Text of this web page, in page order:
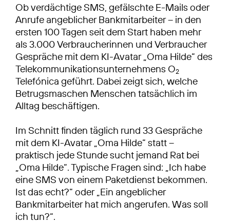
Ob verdächtige SMS, gefälschte E-Mails oder
Anrufe angeblicher Bankmitarbeiter – in den
ersten 100 Tagen seit dem Start haben mehr
als 3.000 Verbraucherinnen und Verbraucher
Gespräche mit dem KI-Avatar „Oma Hilde“ des
Telekommunikationsunternehmens O2
Telefónica geführt. Dabei zeigt sich, welche
Betrugsmaschen Menschen tatsächlich im
Alltag beschäftigen.
Im Schnitt finden täglich rund 33 Gespräche
mit dem KI-Avatar „Oma Hilde“ statt –
praktisch jede Stunde sucht jemand Rat bei
„Oma Hilde“. Typische Fragen sind: „Ich habe
eine SMS von einem Paketdienst bekommen.
Ist das echt?“ oder „Ein angeblicher
Bankmitarbeiter hat mich angerufen. Was soll
ich tun?“.